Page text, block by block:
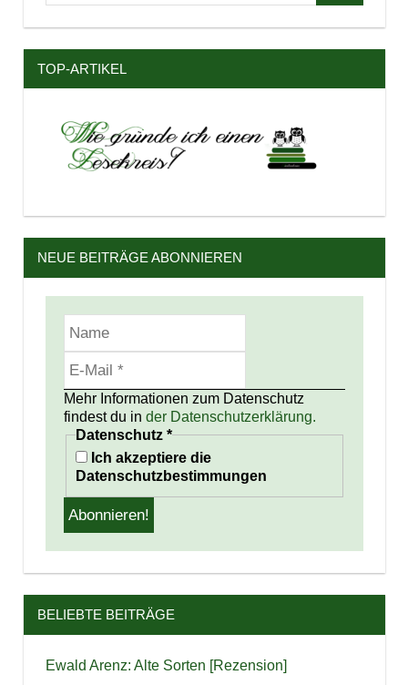
TOP-ARTIKEL
NEUE BEITRÄGE ABONNIEREN
Mehr Informationen zum Datenschutz
findest du in der Datenschutzerklärung.
Datenschutz *
Ich akzeptiere die
Datenschutzbestimmungen
BELIEBTE BEITRÄGE
Ewald Arenz: Alte Sorten [Rezension]